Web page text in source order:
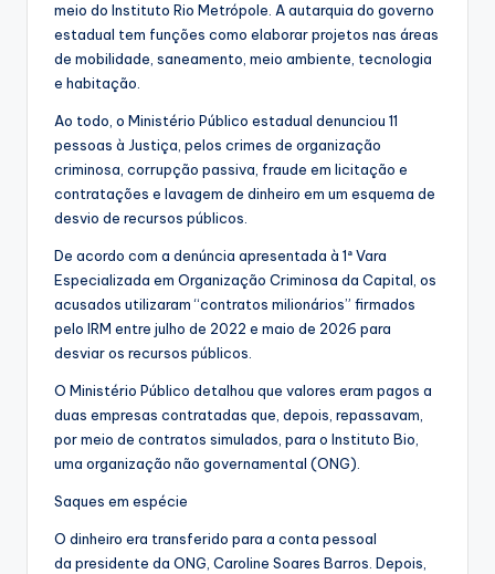
meio do Instituto Rio Metrópole. A autarquia do governo
estadual tem funções como elaborar projetos nas áreas
de mobilidade, saneamento, meio ambiente, tecnologia
e habitação.
Ao todo, o Ministério Público estadual denunciou 11
pessoas à Justiça, pelos crimes de organização
criminosa, corrupção passiva, fraude em licitação e
contratações e lavagem de dinheiro em um esquema de
desvio de recursos públicos.
De acordo com a denúncia apresentada à 1ª Vara
Especializada em Organização Criminosa da Capital, os
acusados utilizaram “contratos milionários” firmados
pelo IRM entre julho de 2022 e maio de 2026 para
desviar os recursos públicos.
O Ministério Público detalhou que valores eram pagos a
duas empresas contratadas que, depois, repassavam,
por meio de contratos simulados, para o Instituto Bio,
uma organização não governamental (ONG).
Saques em espécie
O dinheiro era transferido para a conta pessoal
da presidente da ONG, Caroline Soares Barros. Depois,